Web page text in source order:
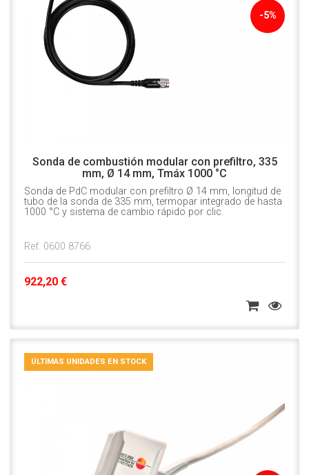
-5%
Sonda de combustión modular con prefiltro, 335
mm, Ø 14 mm, Tmáx 1000 °C
Sonda de PdC modular con prefiltro Ø 14 mm, longitud de
tubo de la sonda de 335 mm, termopar integrado de hasta
1000 °C y sistema de cambio rápido por clic.
Ref. 0600 8766
922,20 €
ÚLTIMAS UNIDADES EN STOCK